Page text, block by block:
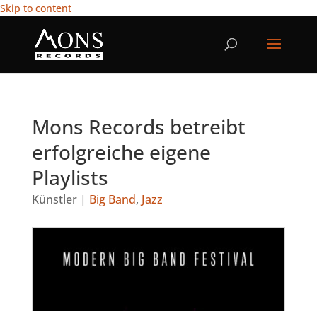
Skip to content
Mons Records betreibt
erfolgreiche eigene
Playlists
Künstler | Big Band, Jazz